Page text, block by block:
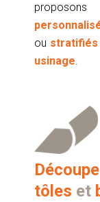
ou stratifiés
usinage.
Découpe
tôles et